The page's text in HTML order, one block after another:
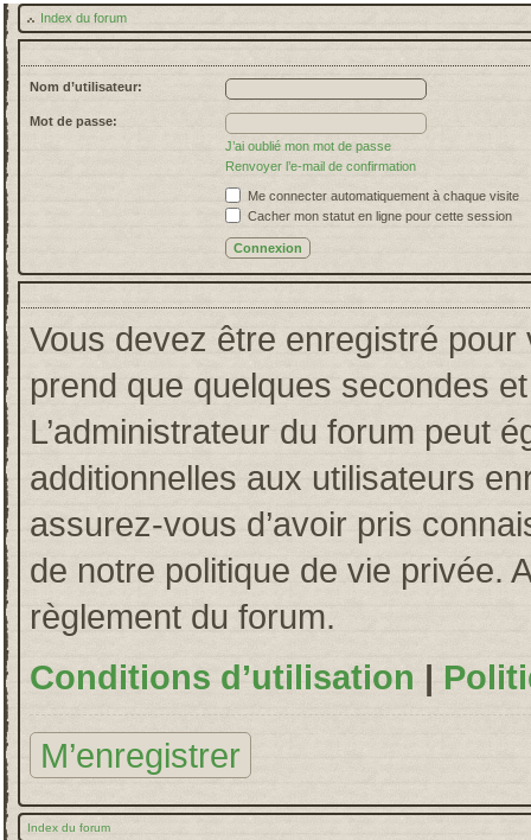
Index du forum
Nom d’utilisateur:
Mot de passe:
J’ai oublié mon mot de passe
Renvoyer l’e-mail de confirmation
Me connecter automatiquement à chaque visite
Cacher mon statut en ligne pour cette session
Vous devez être enregistré pour
prend que quelques secondes
L’administrateur du forum peut
additionnelles aux utilisateurs
assurez-vous d’avoir pris
de notre politique de vie privée.
règlement du forum.
Conditions d’utilisation |
M’enregistrer
Index du forum